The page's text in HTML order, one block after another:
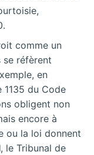
comme un
se réfèrent
en
1135 du Code
obligent non
encore à
ou la loi donnent
le Tribunal de